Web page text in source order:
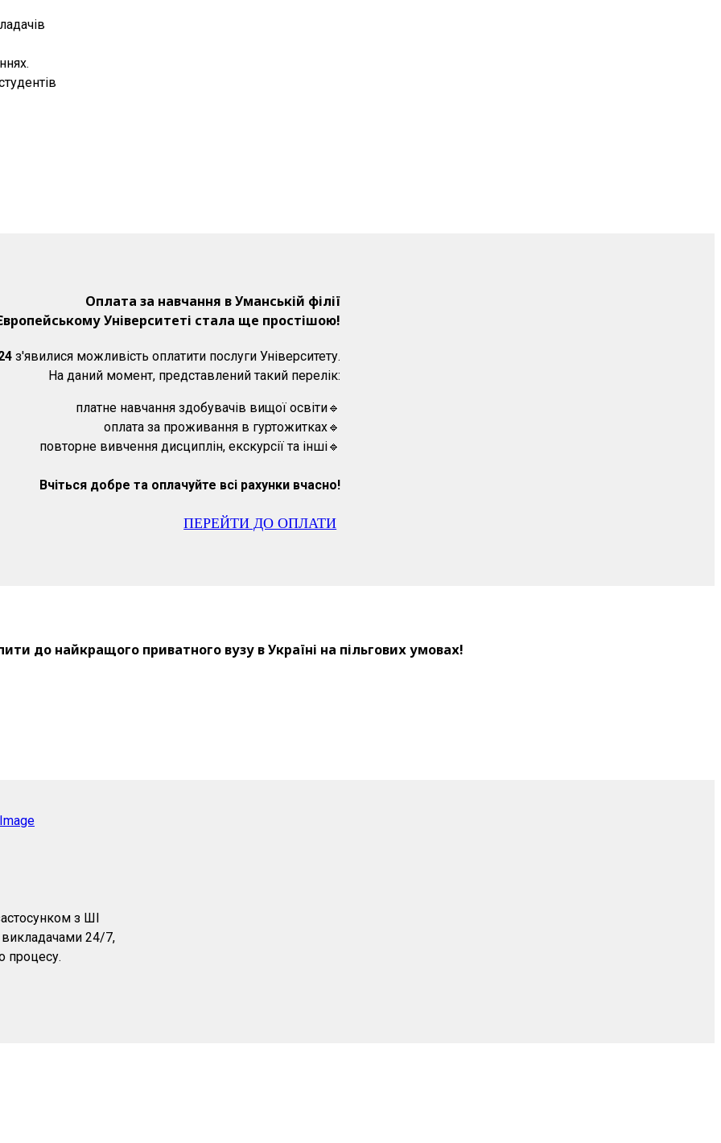
Оплата за навчання в Уманській філії
Університеті стала ще простішою!
з'явилися можливість оплатити послуги Університету.
На даний момент, представлений такий перелік:
платне навчання здобувачів вищої освіти🔹
оплата за проживання в гуртожитках🔹
повторне вивчення дисциплін, екскурсії та інші🔹
Вчіться добре та оплачуйте всі рахунки вчасно!
ПЕРЕЙТИ ДО ОПЛАТИ
до найкращого приватного вузу в Україні на пільгових умовах!
з ШІ
викладачами 24/7,
процесу.